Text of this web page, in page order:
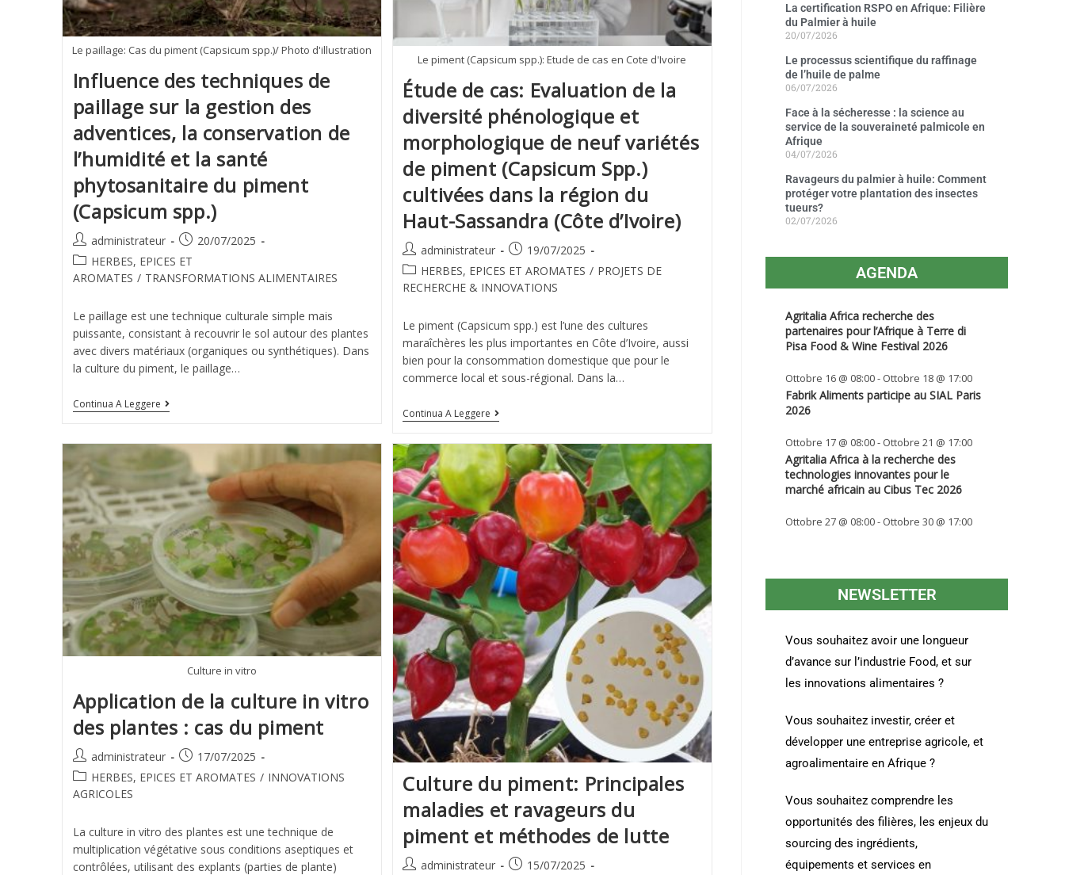
Le paillage: Cas du piment (Capsicum spp.)/ Photo d'illustration
Influence des techniques de
paillage sur la gestion des
adventices, la conservation de
l’humidité et la santé
phytosanitaire du piment
(Capsicum spp.)
administrateur
20/07/2025
HERBES, EPICES ET
AROMATES / TRANSFORMATIONS ALIMENTAIRES
Le paillage est une technique culturale simple mais
puissante, consistant à recouvrir le sol autour des plantes
avec divers matériaux (organiques ou synthétiques). Dans
la culture du piment, le paillage…
Continua A Leggere
Le piment (Capsicum spp.): Etude de cas en Cote d'Ivoire
Étude de cas: Evaluation de la
diversité phénologique et
morphologique de neuf variétés
de piment (Capsicum Spp.)
cultivées dans la région du
Haut-Sassandra (Côte d’Ivoire)
administrateur
19/07/2025
HERBES, EPICES ET AROMATES / PROJETS DE
RECHERCHE & INNOVATIONS
Le piment (Capsicum spp.) est l’une des cultures
maraîchères les plus importantes en Côte d’Ivoire, aussi
bien pour la consommation domestique que pour le
commerce local et sous-régional. Dans la…
Continua A Leggere
Culture in vitro
Application de la culture in vitro
des plantes : cas du piment
administrateur
17/07/2025
HERBES, EPICES ET AROMATES / INNOVATIONS
AGRICOLES
La culture in vitro des plantes est une technique de
multiplication végétative sous conditions aseptiques et
contrôlées, utilisant des explants (parties de plante)
Culture du piment: Principales
maladies et ravageurs du
piment et méthodes de lutte
administrateur
15/07/2025
La certification RSPO en Afrique: Filière
du Palmier à huile
20/07/2026
Le processus scientifique du raffinage
de l’huile de palme
06/07/2026
Face à la sécheresse : la science au
service de la souveraineté palmicole en
Afrique
04/07/2026
Ravageurs du palmier à huile: Comment
protéger votre plantation des insectes
tueurs?
02/07/2026
AGENDA
Agritalia Africa recherche des
partenaires pour l’Afrique à Terre di
Pisa Food & Wine Festival 2026
Ottobre 16 @ 08:00- Ottobre 18 @ 17:00
Fabrik Aliments participe au SIAL Paris
2026
Ottobre 17 @ 08:00- Ottobre 21 @ 17:00
Agritalia Africa à la recherche des
technologies innovantes pour le
marché africain au Cibus Tec 2026
Ottobre 27 @ 08:00- Ottobre 30 @ 17:00
NEWSLETTER
Vous souhaitez avoir une longueur
d’avance sur l’industrie Food, et sur
les innovations alimentaires ?
Vous souhaitez investir, créer et
développer une entreprise agricole, et
agroalimentaire en Afrique ?
Vous souhaitez comprendre les
opportunités des filières, les enjeux du
sourcing des ingrédients,
équipements et services en